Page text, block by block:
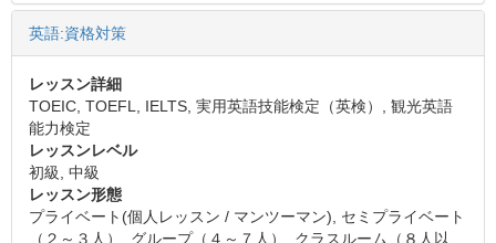
英語:資格対策
レッスン詳細
TOEIC, TOEFL, IELTS, 実用英語技能検定（英検）, 観光英語
能力検定
レッスンレベル
初級, 中級
レッスン形態
プライベート(個人レッスン / マンツーマン), セミプライベート
（２～３人）, グループ（４～７人）, クラスルーム（８人以